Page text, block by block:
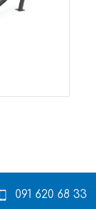
091 620 68 33